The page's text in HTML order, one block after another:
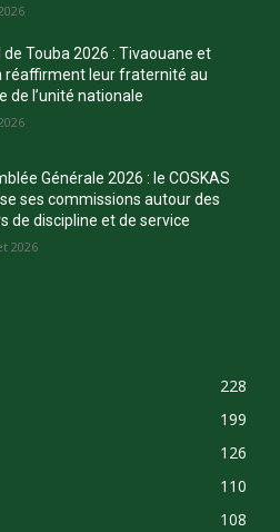
de Touba 2026 : Tivaouane et
réaffirment leur fraternité au
de l’unité nationale
Générale 2026 : le COSKAS
ses commissions autour des
de discipline et de service
2026
228
199
126
110
108